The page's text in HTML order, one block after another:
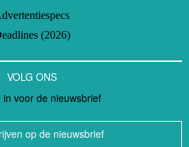
(2026)
VOLG ONS
in voor de nieuwsbrief
op de nieuwsbrief